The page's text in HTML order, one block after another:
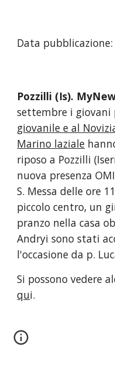
Data pubblicazione:
Pozzilli (Is).
settembre i giovani
giovanile e al
Marino laziale
riposo a Pozzilli
nuova presenza
S. Messa delle ore
piccolo centro, un
pranzo nella casa
Andryi sono stati
l'occasione da p.
Si possono vedere
qui.